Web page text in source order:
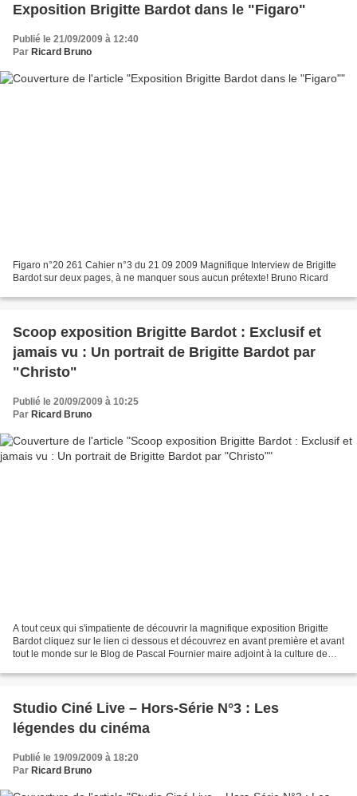
Exposition Brigitte Bardot dans le "Figaro"
Publié le 21/09/2009 à 12:40
Par Ricard Bruno
Figaro n°20 261 Cahier n°3 du 21 09 2009 Magnifique Interview de Brigitte
Bardot sur deux pages, à ne manquer sous aucun prétexte! Bruno Ricard
Scoop exposition Brigitte Bardot : Exclusif et
jamais vu : Un portrait de Brigitte Bardot par
"Christo"
Publié le 20/09/2009 à 10:25
Par Ricard Bruno
A tout ceux qui s'impatiente de découvrir la magnifique exposition Brigitte
Bardot cliquez sur le lien ci dessous et découvrez en avant première et avant
tout le monde sur le Blog de Pascal Fournier maire adjoint à la culture de
Studio Ciné Live – Hors-Série N°3 : Les
légendes du cinéma
Publié le 19/09/2009 à 18:20
Par Ricard Bruno